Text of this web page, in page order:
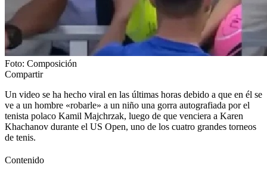
Foto: Composición
Compartir
Un video se ha hecho viral en las últimas horas debido a que en él se
ve a un hombre «robarle» a un niño una gorra autografiada por el
tenista polaco Kamil Majchrzak, luego de que venciera a Karen
Khachanov durante el US Open, uno de los cuatro grandes torneos
de tenis.
Contenido